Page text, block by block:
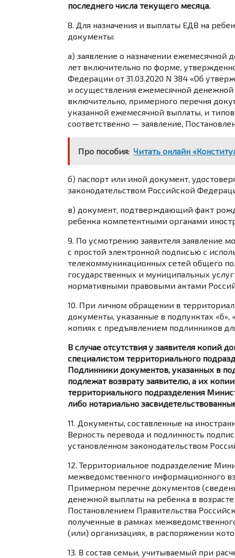
последнего числа текущего месяца.
8. Для назначения и выплаты ЕДВ на
документы:
а) заявление о назначении ежемесячной
лет включительно по форме,
Федерации от 31.03.2020 N 384 «Об
и осуществления ежемесячной денежной
включительно, примерного перечня
указанной ежемесячной выплаты, и
соответственно — заявление,
Про пособия: Читать онлайн
б) паспорт или иной документ,
законодательством Российской
в) документ, подтверждающий факт
ребенка компетентными органами
9. По усмотрению заявителя заявление
с простой электронной подписью с
телекоммуникационных сетей общего
государственных и муниципальных
нормативными правовыми актами
10. При личном обращении в
документы, указанные в подпунктах «б»,
копиях с предъявлением подлинников
В случае отсутствия у заявителя копий
специалистом территориального
Подлинники документов, указанных в
подлежат возврату заявителю, а их
территориального подразделения
либо нотариально
11. Документы, составленные на
Верность перевода и подлинность
установленном законодательством
12. Территориальное подразделение
межведомственного информационного
Примерном перечне документов
денежной выплаты на ребенка в
Постановлением Правительства
полученные в рамках
(или) организациях, в распоряжении
13. В состав семьи, учитываемый при